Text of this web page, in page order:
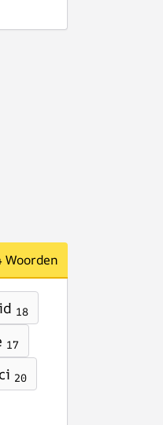
Woorden
18
17
20